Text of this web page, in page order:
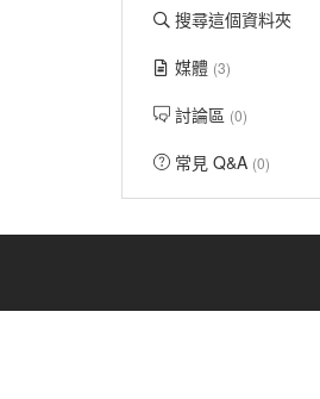
搜尋這個資料夾
媒體 (3)
討論區 (0)
常見 Q&A (0)